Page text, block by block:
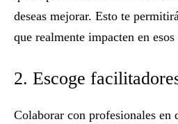
deseas mejorar. Esto te
que realmente impacten en
2. Escoge
Colaborar con profesionales en